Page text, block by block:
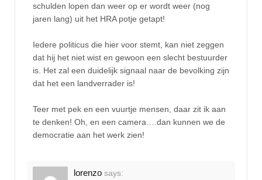
schulden lopen dan weer op er wordt weer (nog
jaren lang) uit het HRA potje getapt!
Iedere politicus die hier voor stemt, kan niet zeggen
dat hij het niet wist en gewoon een slecht bestuurder
is. Het zal een duidelijk signaal naar de bevolking zijn
dat het een landverrader is!
Teer met pek en een vuurtje mensen, daar zit ik aan
te denken! Oh, en een camera….dan kunnen we de
democratie aan het werk zien!
lorenzo says: